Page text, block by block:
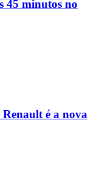
45 minutos no
é a nova